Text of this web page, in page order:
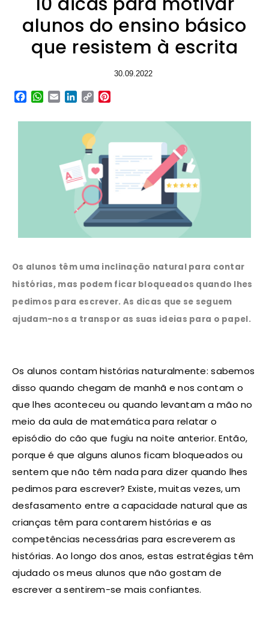
alunos do ensino básico
que resistem à escrita
30.09.2022
Facebook
WhatsApp
EmailLinkedIn
Copy
Os alunos têm uma inclinação natural para contar
histórias, mas podem ficar bloqueados quando lhes
pedimos para escrever. As dicas que se seguem
ajudam-nos a transpor as suas ideias para o papel.
Os alunos contam histórias naturalmente: sabemos
disso quando chegam de manhã e nos contam o
que lhes aconteceu ou quando levantam a mão no
meio da aula de matemática para relatar o
episódio do cão que fugiu na noite anterior. Então,
porque é que alguns alunos ficam bloqueados ou
sentem que não têm nada para dizer quando lhes
pedimos para escrever? Existe, muitas vezes, um
desfasamento entre a capacidade natural que as
crianças têm para contarem histórias e as
competências necessárias para escreverem as
histórias. Ao longo dos anos, estas estratégias têm
ajudado os meus alunos que não gostam de
escrever a sentirem-se mais confiantes.